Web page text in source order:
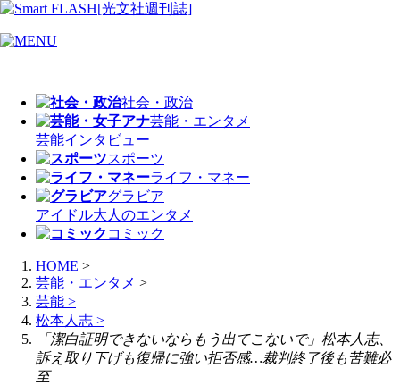
社会・政治
芸能・エンタメ
芸能インタビュー
スポーツ
ライフ・マネー
グラビア
アイドル大人のエンタメ
コミック
HOME >
芸能・エンタメ >
芸能 >
松本人志 >
「潔白証明できないならもう出てこないで」松本人志、
訴え取り下げも復帰に強い拒否感…裁判終了後も苦難必
至